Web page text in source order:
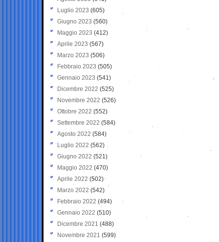
Luglio 2023 (605)
Giugno 2023 (560)
Maggio 2023 (412)
Aprile 2023 (567)
Marzo 2023 (506)
Febbraio 2023 (505)
Gennaio 2023 (541)
Dicembre 2022 (525)
Novembre 2022 (526)
Ottobre 2022 (552)
Settembre 2022 (584)
Agosto 2022 (584)
Luglio 2022 (562)
Giugno 2022 (521)
Maggio 2022 (470)
Aprile 2022 (502)
Marzo 2022 (542)
Febbraio 2022 (494)
Gennaio 2022 (510)
Dicembre 2021 (488)
Novembre 2021 (599)